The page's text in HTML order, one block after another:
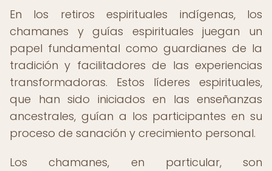
En los retiros espirituales indígenas, los
chamanes y guías espirituales juegan un
papel fundamental como guardianes de la
tradición y facilitadores de las experiencias
transformadoras. Estos líderes espirituales,
que han sido iniciados en las enseñanzas
ancestrales, guían a los participantes en su
proceso de sanación y crecimiento personal.
Los chamanes, en particular, son